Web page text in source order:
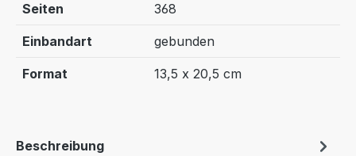
Seiten 368
Einbandart gebunden
Format 13,5 x 20,5 cm
Beschreibung